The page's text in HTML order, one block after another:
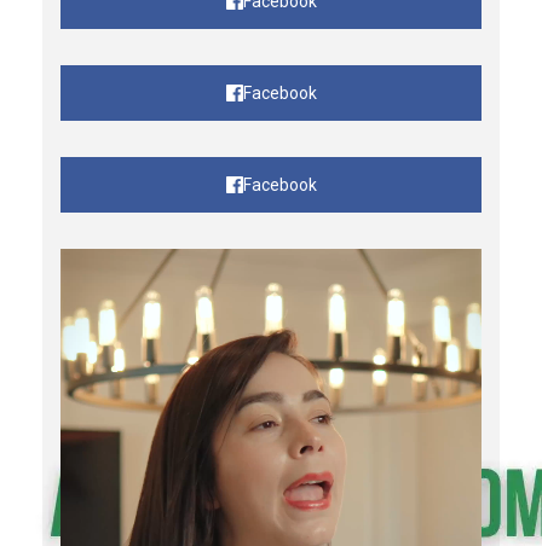
Facebook
Facebook